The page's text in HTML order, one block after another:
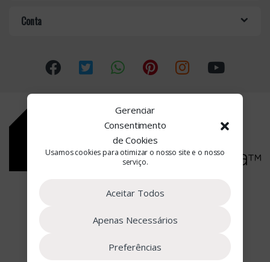
Gerenciar
Consentimento
de Cookies
Usamos cookies para otimizar o nosso site e o nosso
serviço.
Aceitar Todos
Apenas Necessários
Preferências
Conta
Estamos à Sua Disposição